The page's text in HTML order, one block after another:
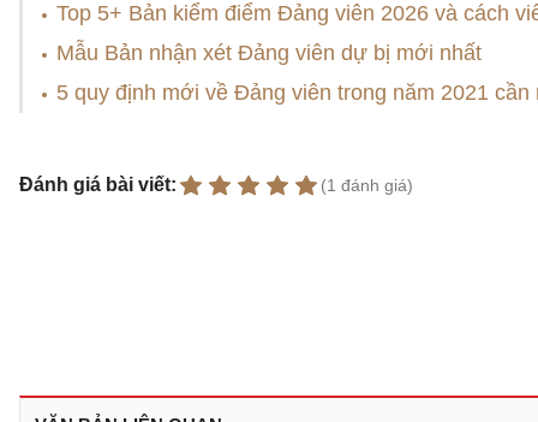
Top 5+ Bản kiểm điểm Đảng viên 2026 và cách
Mẫu Bản nhận xét Đảng viên dự bị mới nhất
5 quy định mới về Đảng viên trong năm 2021 cần
Đánh giá bài viết: (1 đánh giá)